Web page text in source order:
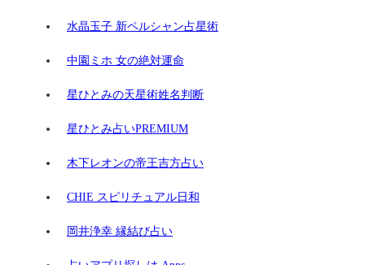
水晶玉子 新ペルシャン占星術
中園ミホ 女の絶対運命
星ひとみの天星術姓名判断
星ひとみ占いPREMIUM
木下レオンの帝王吉方占い
CHIE スピリチュアル日和
岡井浄幸 縁結び占い